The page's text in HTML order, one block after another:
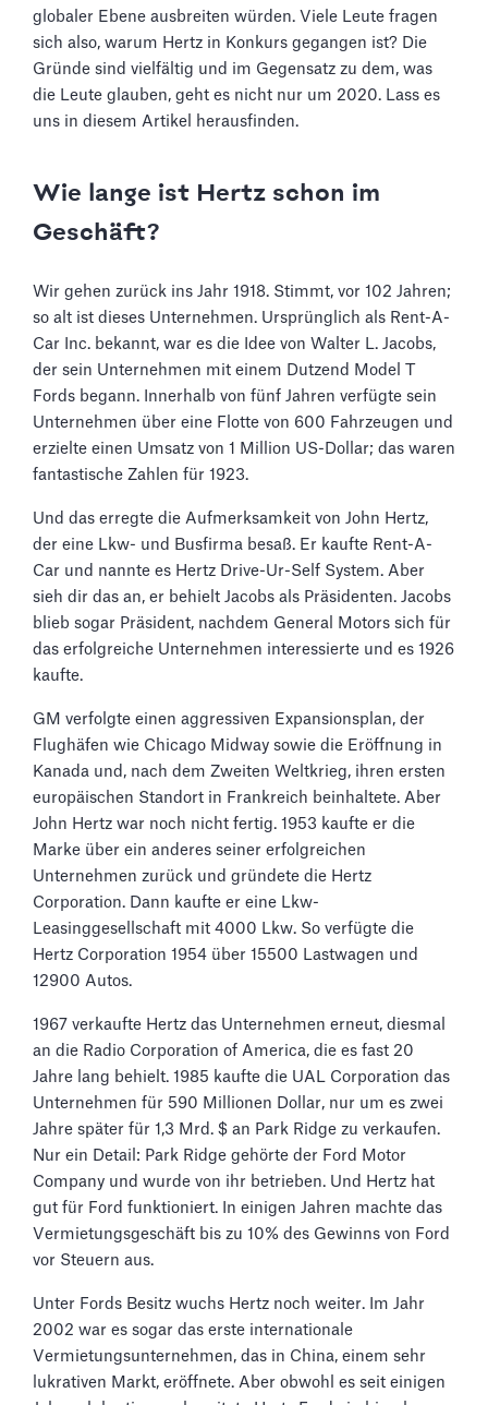
globaler Ebene ausbreiten würden. Viele Leute fragen
sich also, warum Hertz in Konkurs gegangen ist? Die
Gründe sind vielfältig und im Gegensatz zu dem, was
die Leute glauben, geht es nicht nur um 2020. Lass es
uns in diesem Artikel herausfinden.
Wie lange ist Hertz schon im
Geschäft?
Wir gehen zurück ins Jahr 1918. Stimmt, vor 102 Jahren;
so alt ist dieses Unternehmen. Ursprünglich als Rent-A-
Car Inc. bekannt, war es die Idee von Walter L. Jacobs,
der sein Unternehmen mit einem Dutzend Model T
Fords begann. Innerhalb von fünf Jahren verfügte sein
Unternehmen über eine Flotte von 600 Fahrzeugen und
erzielte einen Umsatz von 1 Million US-Dollar; das waren
fantastische Zahlen für 1923.
Und das erregte die Aufmerksamkeit von John Hertz,
der eine Lkw- und Busfirma besaß. Er kaufte Rent-A-
Car und nannte es Hertz Drive-Ur-Self System. Aber
sieh dir das an, er behielt Jacobs als Präsidenten. Jacobs
blieb sogar Präsident, nachdem General Motors sich für
das erfolgreiche Unternehmen interessierte und es 1926
kaufte.
GM verfolgte einen aggressiven Expansionsplan, der
Flughäfen wie Chicago Midway sowie die Eröffnung in
Kanada und, nach dem Zweiten Weltkrieg, ihren ersten
europäischen Standort in Frankreich beinhaltete. Aber
John Hertz war noch nicht fertig. 1953 kaufte er die
Marke über ein anderes seiner erfolgreichen
Unternehmen zurück und gründete die Hertz
Corporation. Dann kaufte er eine Lkw-
Leasinggesellschaft mit 4000 Lkw. So verfügte die
Hertz Corporation 1954 über 15500 Lastwagen und
12900 Autos.
1967 verkaufte Hertz das Unternehmen erneut, diesmal
an die Radio Corporation of America, die es fast 20
Jahre lang behielt. 1985 kaufte die UAL Corporation das
Unternehmen für 590 Millionen Dollar, nur um es zwei
Jahre später für 1,3 Mrd. $ an Park Ridge zu verkaufen.
Nur ein Detail: Park Ridge gehörte der Ford Motor
Company und wurde von ihr betrieben. Und Hertz hat
gut für Ford funktioniert. In einigen Jahren machte das
Vermietungsgeschäft bis zu 10% des Gewinns von Ford
vor Steuern aus.
Unter Fords Besitz wuchs Hertz noch weiter. Im Jahr
2002 war es sogar das erste internationale
Vermietungsunternehmen, das in China, einem sehr
lukrativen Markt, eröffnete. Aber obwohl es seit einigen